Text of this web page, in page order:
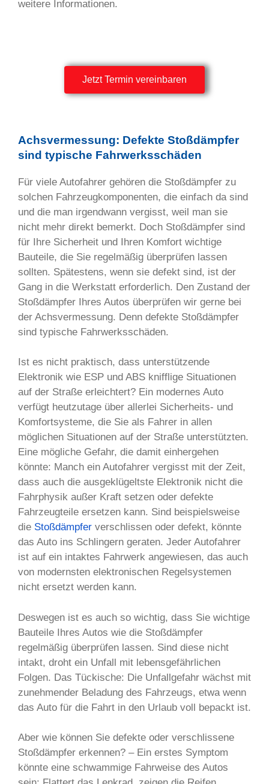
weitere Informationen.
Jetzt Termin vereinbaren
Achsvermessung: Defekte Stoßdämpfer
sind typische Fahrwerksschäden
Für viele Autofahrer gehören die Stoßdämpfer zu
solchen Fahrzeugkomponenten, die einfach da sind
und die man irgendwann vergisst, weil man sie
nicht mehr direkt bemerkt. Doch Stoßdämpfer sind
für Ihre Sicherheit und Ihren Komfort wichtige
Bauteile, die Sie regelmäßig überprüfen lassen
sollten. Spätestens, wenn sie defekt sind, ist der
Gang in die Werkstatt erforderlich. Den Zustand der
Stoßdämpfer Ihres Autos überprüfen wir gerne bei
der Achsvermessung. Denn defekte Stoßdämpfer
sind typische Fahrwerksschäden.
Ist es nicht praktisch, dass unterstützende
Elektronik wie ESP und ABS knifflige Situationen
auf der Straße erleichtert? Ein modernes Auto
verfügt heutzutage über allerlei Sicherheits- und
Komfortsysteme, die Sie als Fahrer in allen
möglichen Situationen auf der Straße unterstützten.
Eine mögliche Gefahr, die damit einhergehen
könnte: Manch ein Autofahrer vergisst mit der Zeit,
dass auch die ausgeklügeltste Elektronik nicht die
Fahrphysik außer Kraft setzen oder defekte
Fahrzeugteile ersetzen kann. Sind beispielsweise
die Stoßdämpfer verschlissen oder defekt, könnte
das Auto ins Schlingern geraten. Jeder Autofahrer
ist auf ein intaktes Fahrwerk angewiesen, das auch
von modernsten elektronischen Regelsystemen
nicht ersetzt werden kann.
Deswegen ist es auch so wichtig, dass Sie wichtige
Bauteile Ihres Autos wie die Stoßdämpfer
regelmäßig überprüfen lassen. Sind diese nicht
intakt, droht ein Unfall mit lebensgefährlichen
Folgen. Das Tückische: Die Unfallgefahr wächst mit
zunehmender Beladung des Fahrzeugs, etwa wenn
das Auto für die Fahrt in den Urlaub voll bepackt ist.
Aber wie können Sie defekte oder verschlissene
Stoßdämpfer erkennen? – Ein erstes Symptom
könnte eine schwammige Fahrweise des Autos